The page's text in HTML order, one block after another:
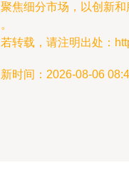
焦细分市场，以创新
转载，请注明出处：
时间：2026-08-06